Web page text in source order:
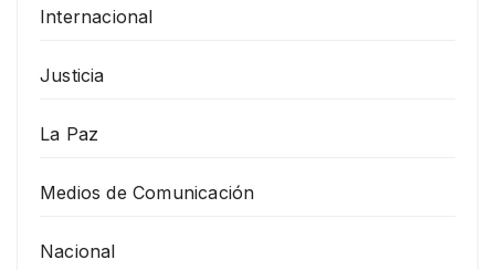
Internacional
Justicia
La Paz
Medios de Comunicación
Nacional